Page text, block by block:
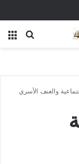
بحث
والعنف الأسري